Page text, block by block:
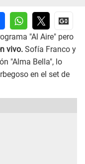
"Al Aire" pero
vivo. Sofía Franco y
"Alma Bella", lo
en el set de